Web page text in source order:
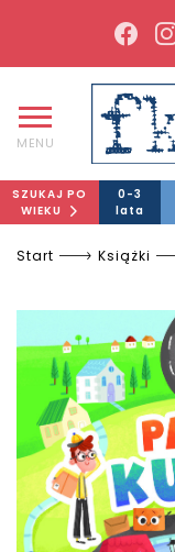
MENU
SZUKAJ PO
WIEKU
0-3
lata
Start Książki